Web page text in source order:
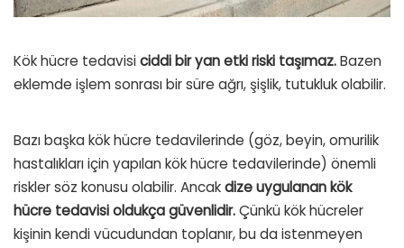
Kök hücre tedavisiciddi bir yan etki riski taşımaz.Bazen
eklemde işlem sonrası bir süre ağrı, şişlik, tutukluk olabilir.
Bazı başka kök hücre tedavilerinde (göz, beyin, omurilik
hastalıkları için yapılan kök hücre tedavilerinde) önemli
riskler söz konusu olabilir. Ancakdize uygulanan kök
hücre tedavisi oldukça güvenlidir.Çünkü kök hücreler
kişinin kendi vücudundan toplanır, bu da istenmeyen